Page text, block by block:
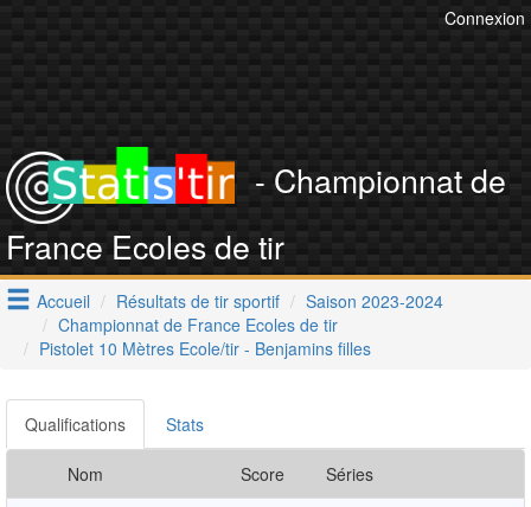
Connexion
- Championnat de
France Ecoles de tir
Accueil Résultats de tir sportif
Saison 2023-2024
Championnat de France Ecoles de tir
Pistolet 10 Mètres Ecole/tir - Benjamins filles
Qualifications Stats
Nom Score Séries